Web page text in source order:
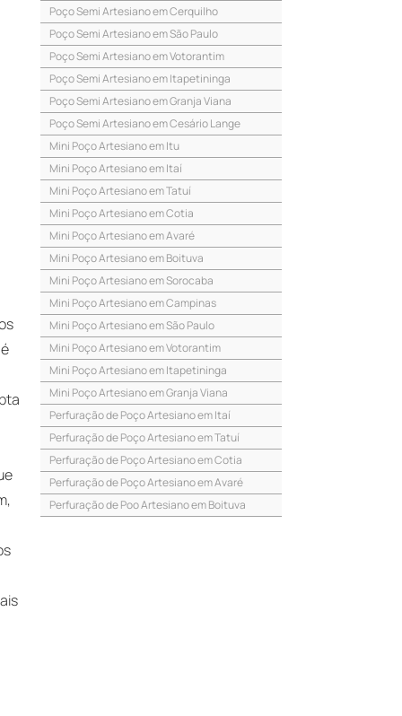
Poço Semi Artesiano em Cerquilho
Poço Semi Artesiano em São Paulo
Poço Semi Artesiano em Votorantim
Poço Semi Artesiano em Itapetininga
Poço Semi Artesiano em Granja Viana
Poço Semi Artesiano em Cesário Lange
Mini Poço Artesiano em Itu
Mini Poço Artesiano em Itaí
Mini Poço Artesiano em Tatuí
Mini Poço Artesiano em Cotia
Mini Poço Artesiano em Avaré
Mini Poço Artesiano em Boituva
Mini Poço Artesiano em Sorocaba
Mini Poço Artesiano em Campinas
Mini Poço Artesiano em São Paulo
Mini Poço Artesiano em Votorantim
Mini Poço Artesiano em Itapetininga
Mini Poço Artesiano em Granja Viana
Perfuração de Poço Artesiano em Itaí
Perfuração de Poço Artesiano em Tatuí
Perfuração de Poço Artesiano em Cotia
Perfuração de Poço Artesiano em Avaré
Perfuração de Poo Artesiano em Boituva